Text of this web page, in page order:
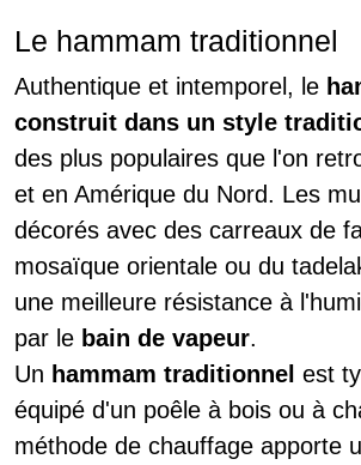
Le hammam traditionnel
Authentique et intemporel, le
construit dans un style
des plus populaires que l'on
et en Amérique du Nord. Les
décorés avec des carreaux de
mosaïque orientale ou du
une meilleure résistance à
par le bain de vapeur.
Un hammam traditionnel est
équipé d'un poêle à bois ou à
méthode de chauffage apporte